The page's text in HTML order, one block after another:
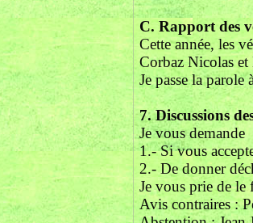
C. Rapport des
Cette année, les
Corbaz Nicolas
Je passe la
7.Discussions
Je vous demande
1.- Si vous
2.- De donner
Je vous prie de le
Avis contraires :